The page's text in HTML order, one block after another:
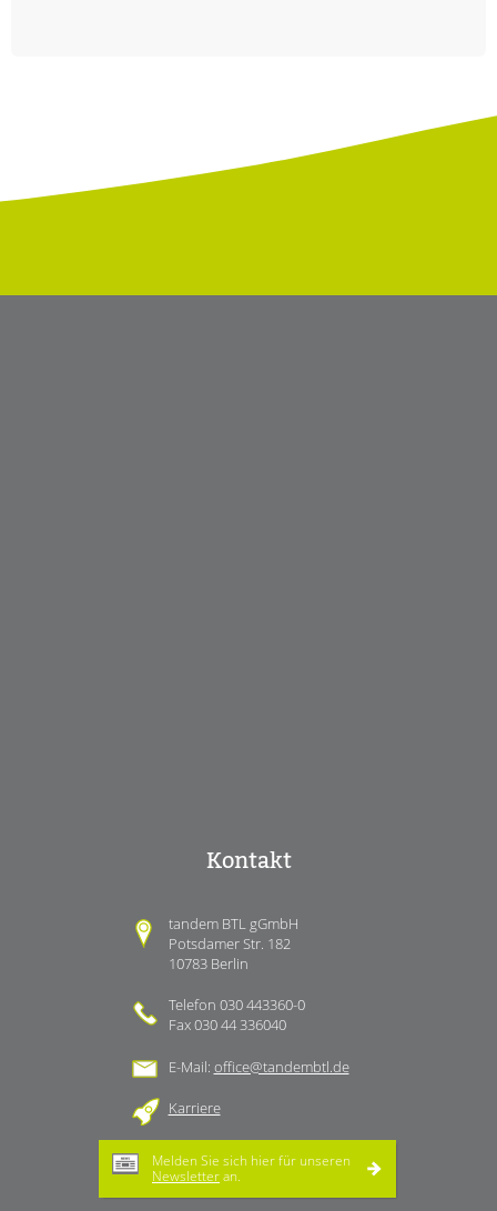
Kontakt
tandem BTL gGmbH
Potsdamer Str. 182
10783 Berlin
Telefon 030 443360-0
Fax 030 44 336040
E-Mail: office@tandembtl.de
Karriere
Melden Sie sich hier für unseren
Newsletteran.